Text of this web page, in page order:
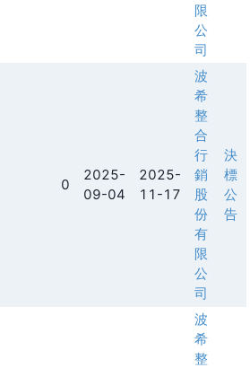
限
公
司
0
2025-
09-04
2025-
11-17
波
希
整
合
行
銷
股
份
有
限
公
司
決
標
公
告
波
希
整